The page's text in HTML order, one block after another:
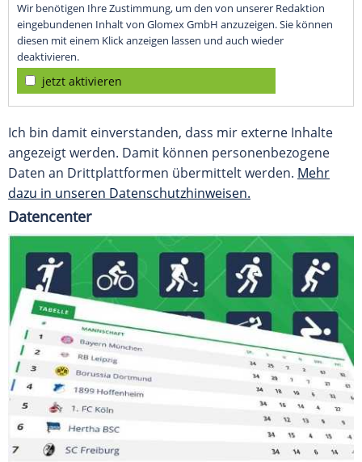
Wir benötigen Ihre Zustimmung, um den von unserer Redaktion
eingebundenen Inhalt von Glomex GmbH anzuzeigen. Sie können
diesen mit einem Klick anzeigen lassen und auch wieder
deaktivieren.
jetzt aktivieren
Ich bin damit einverstanden, dass mir externe Inhalte
angezeigt werden. Damit können personenbezogene
Daten an Drittplattformen übermittelt werden. Mehr
dazu in unseren Datenschutzhinweisen.
Datencenter